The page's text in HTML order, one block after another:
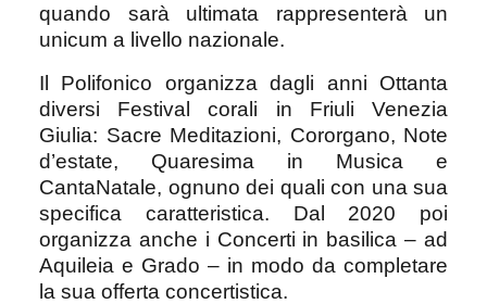
quando sarà ultimata rappresenterà un
unicum a livello nazionale.
Il Polifonico organizza dagli anni Ottanta
diversi Festival corali in Friuli Venezia
Giulia: Sacre Meditazioni, Cororgano, Note
d’estate, Quaresima in Musica e
CantaNatale, ognuno dei quali con una sua
specifica caratteristica. Dal 2020 poi
organizza anche i Concerti in basilica – ad
Aquileia e Grado – in modo da completare
la sua offerta concertistica.